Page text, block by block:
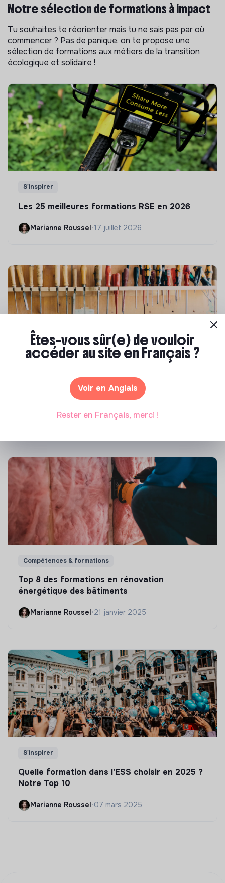
Notre sélection de formations à impact
Tu souhaites te réorienter mais tu ne sais pas par où
commencer ? Pas de panique, on te propose une
sélection de formations aux métiers de la transition
écologique et solidaire !
S'inspirer
Les 25 meilleures formations RSE en 2026
Marianne Roussel•17 juillet 2026
Comment se former à la transition écologique
Marianne Roussel • 09 janvier 2024
Compétences & formations
Top 8 des formations en rénovation
énergétique des bâtiments
Marianne Roussel •21 janvier 2025
S'inspirer
Quelle formation dans l'ESS choisir en 2025 ?
Notre Top 10
Marianne Roussel•07 mars 2025
Êtes-vous sûr(e) de vouloir
accéder au site en Français ?
Voir en Anglais
Rester en Français, merci !